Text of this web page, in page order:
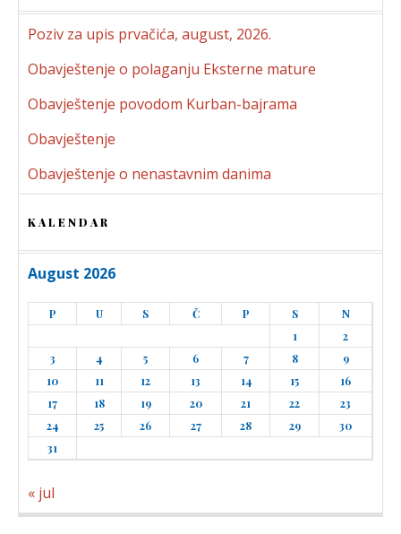
Poziv za upis prvačića, august, 2026.
Obavještenje o polaganju Eksterne mature
Obavještenje povodom Kurban-bajrama
Obavještenje
Obavještenje o nenastavnim danima
KALENDAR
August 2026
P U S Č P S
N
1
2
3
4 5 6 7 8
9
10
11 12 13 14 15
16
17
18 19 20 21 22
23
24
25 26 27 28 29
30
31
« jul